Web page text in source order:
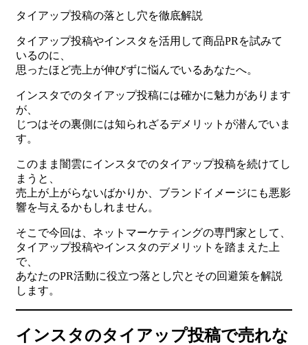
タイアップ投稿の落とし穴を徹底解説
タイアップ投稿やインスタを活用して商品PRを試みて
いるのに、
思ったほど売上が伸びずに悩んでいるあなたへ。
インスタでのタイアップ投稿には確かに魅力があります
が、
じつはその裏側には知られざるデメリットが潜んでいま
す。
このまま闇雲にインスタでのタイアップ投稿を続けてし
まうと、
売上が上がらないばかりか、ブランドイメージにも悪影
響を与えるかもしれません。
そこで今回は、ネットマーケティングの専門家として、
タイアップ投稿やインスタのデメリットを踏まえた上
で、
あなたのPR活動に役立つ落とし穴とその回避策を解説
します。
インスタのタイアップ投稿で売れな